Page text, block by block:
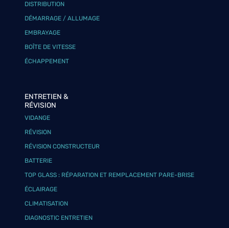
DISTRIBUTION
DÉMARRAGE / ALLUMAGE
EMBRAYAGE
BOÎTE DE VITESSE
ÉCHAPPEMENT
ENTRETIEN &
RÉVISION
VIDANGE
RÉVISION
RÉVISION CONSTRUCTEUR
BATTERIE
TOP GLASS : RÉPARATION ET REMPLACEMENT PARE-BRISE
ÉCLAIRAGE
CLIMATISATION
DIAGNOSTIC ENTRETIEN